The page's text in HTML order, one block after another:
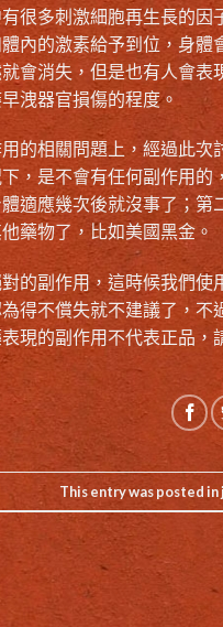
很多刺激細胞再生長的
內的激素給予到位，身
會消失，但是也有人會
洩器官損傷的程度。
的相關問題上，經過此次
，是不會有任何副作用
適應幾次後就沒事了；
藥物了，比如美國黑金。
的副作用，這時候我們
得不償失就不建議了，
現的副作用不代表正品，
This entry was posted in